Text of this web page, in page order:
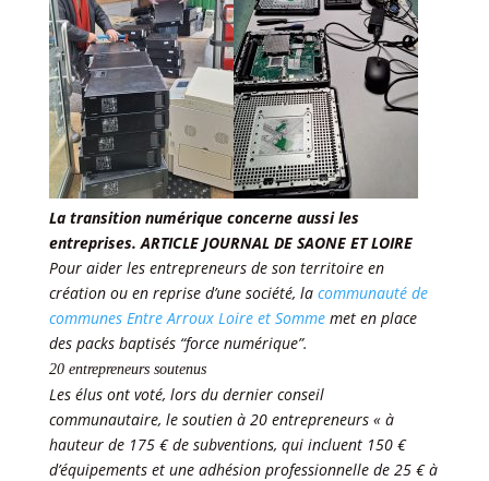
La transition numérique concerne aussi les
entreprises. ARTICLE JOURNAL DE SAONE ET LOIRE
Pour aider les entrepreneurs de son territoire en
création ou en reprise d’une société, lacommunauté de
communes Entre Arroux Loire et Sommemet en place
des packs baptisés “force numérique”.
20 entrepreneurs soutenus
Les élus ont voté, lors du dernier conseil
communautaire, le soutien à 20 entrepreneurs « à
hauteur de 175 € de subventions, qui incluent 150 €
d’équipements et une adhésion professionnelle de 25 € à